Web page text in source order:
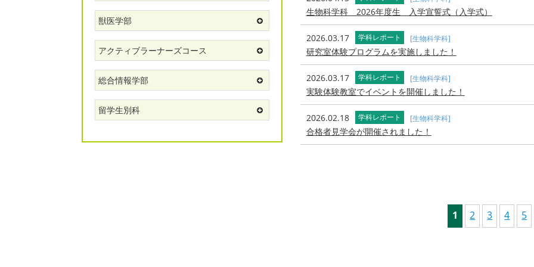
獣医学部
アクティブラーナーズコース
総合情報学部
留学生別科
生物科学科 2026年度生 入学宣誓式（入学式）
2026.03.17 学科レポート [生物科学科]
研究室体験プログラムを実施しました！
2026.03.17 学科レポート [生物科学科]
実験体験教室でイベントを開催しました！
2026.02.18 学科レポート [生物科学科]
合格者見学会が開催されました！
1 2 3 4 5